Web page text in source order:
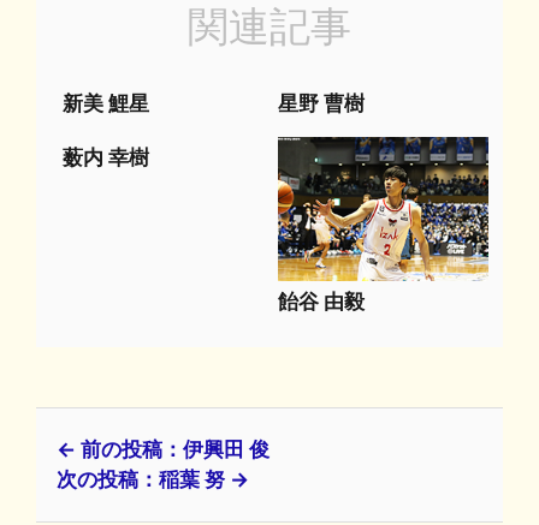
関連記事
新美 鯉星 星野 曹樹
薮内 幸樹
飴谷 由毅
← 前の投稿：伊興田 俊
次の投稿：稲葉 努 →